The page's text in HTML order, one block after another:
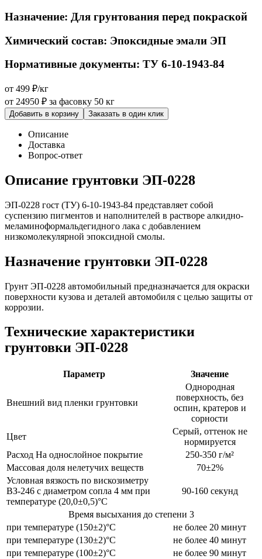
Назначение: Для грунтования перед покраской
Химический состав: Эпоксидные эмали ЭП
Нормативные документы: ТУ 6-10-1943-84
от 499 ₽/кг
от 24950 ₽ за фасовку 50 кг
Добавить в корзину Заказать в один клик
Описание
Доставка
Вопрос-ответ
Описание грунтовки ЭП-0228
ЭП-0228 гост (ТУ) 6-10-1943-84 представляет собой
суспензию пигментов и напол­нителей в растворе алкидно-
меламиноформальдегидного лака с добавлением
низкомолекулярной эпоксидной смолы.
Назначение грунтовки ЭП-0228
Грунт ЭП-0228 автомобильный предназначается для окраски
поверхности кузова и деталей автомобиля с целью защиты от
коррозии.
Технические характеристики
грунтовки ЭП-0228
Параметр Значение
Внешний вид пленки грунтовки
Однородная
поверхность, без
оспин, кратеров и
сорности
Цвет
Серый, оттенок не
нормируется
Расход На однослойное покрытие
250-350 г/м²
Массовая доля нелетучих веществ
70±2%
Условная вязкость по вискозиметру
ВЗ-246 с диаметром сопла 4 мм при
температуре (20,0±0,5)°С
90-160 секунд
Время высыхания до степени 3
при температуре (150±2)°С
не более 20 минут
при температуре (130±2)°С
не более 40 минут
при температуре (100±2)°С
не более 90 минут